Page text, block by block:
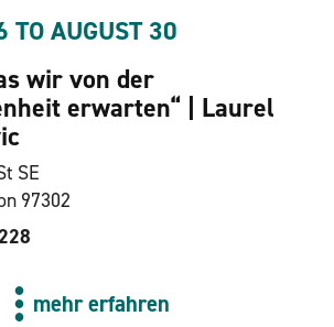
TO AUGUST 30
wir von der
erwarten“ | Laurel
SE
97302
mehr erfahren